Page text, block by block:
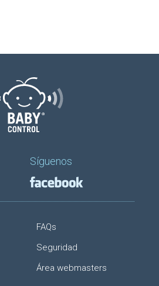
Síguenos
FAQs
Seguridad
Área webmasters